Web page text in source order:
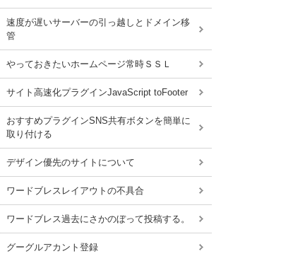
速度が遅いサーバーの引っ越しとドメイン移
管
やっておきたいホームページ常時ＳＳＬ
サイト高速化プラグインJavaScript toFooter
おすすめプラグインSNS共有ボタンを簡単に
取り付ける
デザイン優先のサイトについて
ワードブレスレイアウトの不具合
ワードブレス過去にさかのぼって投稿する。
グーグルアカント登録